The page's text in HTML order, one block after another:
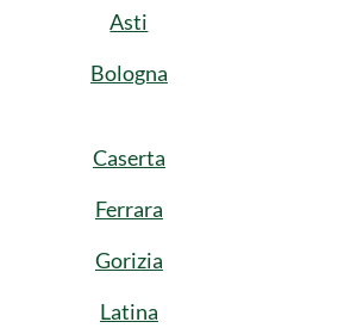
Asti
Bologna
Caserta
Ferrara
Gorizia
Latina